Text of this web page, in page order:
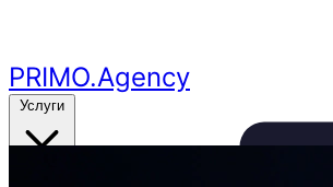
PRIMO.Agency